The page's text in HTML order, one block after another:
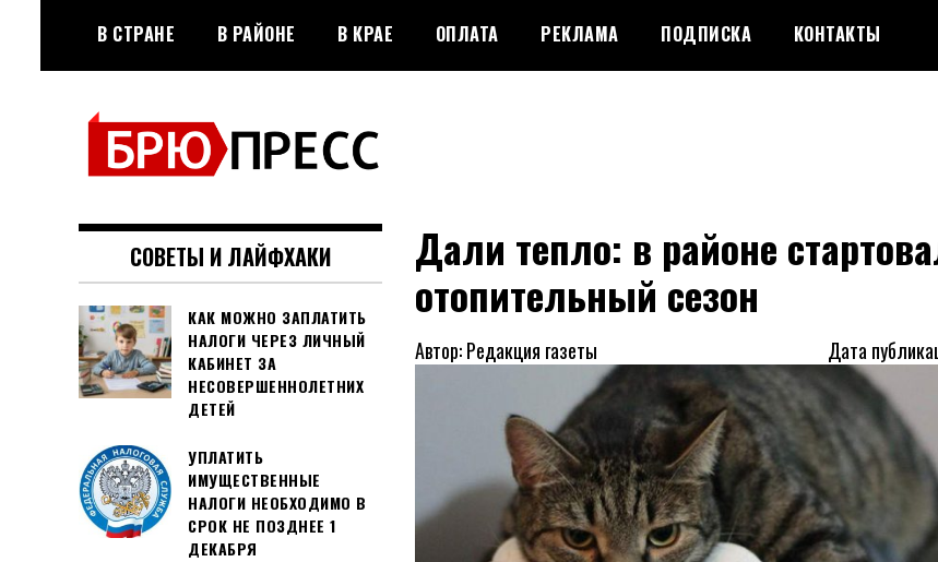
содержимому
В СТРАНЕ В РАЙОНЕ В КРАЕ ОПЛАТА РЕКЛАМА ПОДПИСКА КОНТАКТЫ
БРЮПРЕСС
Официальный сайт газеты
"Брюховецкие новости"
Дали тепло: в районе
отопительный сезон
Автор: Редакция газеты Дата
СОВЕТЫ И ЛАЙФХАКИ
КАК МОЖНО ЗАПЛАТИТЬ
НАЛОГИ ЧЕРЕЗ ЛИЧНЫЙ
КАБИНЕТ ЗА
НЕСОВЕРШЕННОЛЕТНИХ
ДЕТЕЙ
УПЛАТИТЬ
ИМУЩЕСТВЕННЫЕ
НАЛОГИ НЕОБХОДИМО В
СРОК НЕ ПОЗДНЕЕ 1
ДЕКАБРЯ